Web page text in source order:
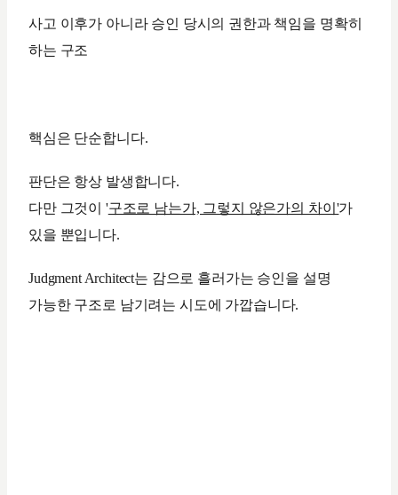
사고 이후가 아니라 승인 당시의 권한과 책임을 명확히
하는 구조
핵심은 단순합니다.
판단은 항상 발생합니다.
다만 그것이 '구조로 남는가, 그렇지 않은가의 차이'가
있을 뿐입니다.
Judgment Architect는 감으로 흘러가는 승인을 설명
가능한 구조로 남기려는 시도에 가깝습니다.